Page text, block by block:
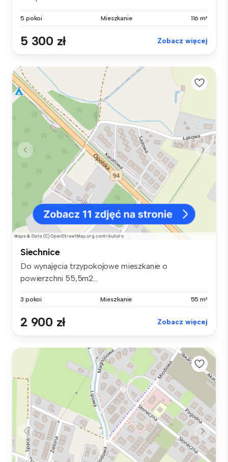
5 pokoi Mieszkanie 116 m²
5 300 zł Zobacz więcej
Siechnice
Do wynajęcia trzypokojowe mieszkanie o
powierzchni 55,5m2...
3 pokoi Mieszkanie 55 m²
2 900 zł Zobacz więcej